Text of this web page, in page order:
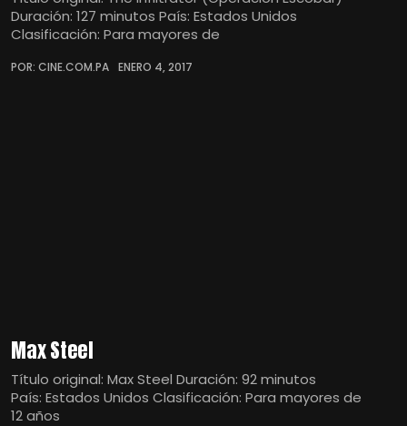
Duración: 127 minutos País: Estados Unidos
Clasificación: Para mayores de
POR: CINE.COM.PA ENERO 4, 2017
Max Steel
Título original: Max Steel Duración: 92 minutos
País: Estados Unidos Clasificación: Para mayores de
12 años